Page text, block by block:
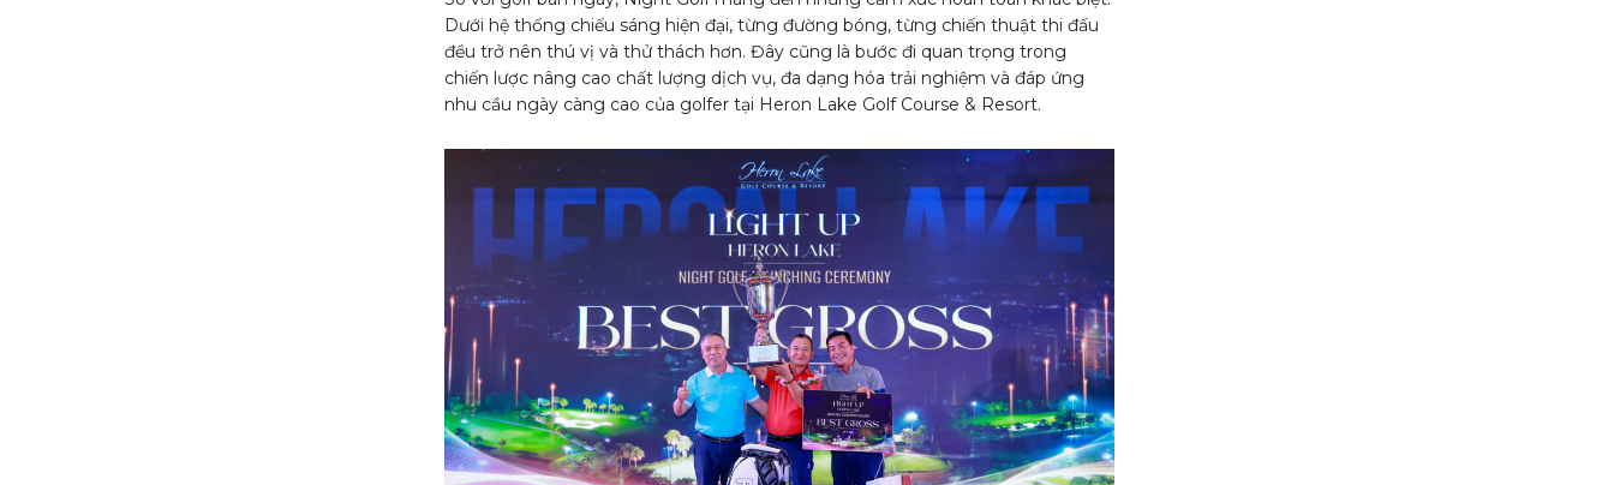
Dưới hệ thống chiếu sáng hiện đại, từng đường bóng, từng chiến thuật thi đấu
đều trở nên thú vị và thử thách hơn. Đây cũng là bước đi quan trọng trong
chiến lược nâng cao chất lượng dịch vụ, đa dạng hóa trải nghiệm và đáp ứng
nhu cầu ngày càng cao của golfer tại Heron Lake Golf Course & Resort.